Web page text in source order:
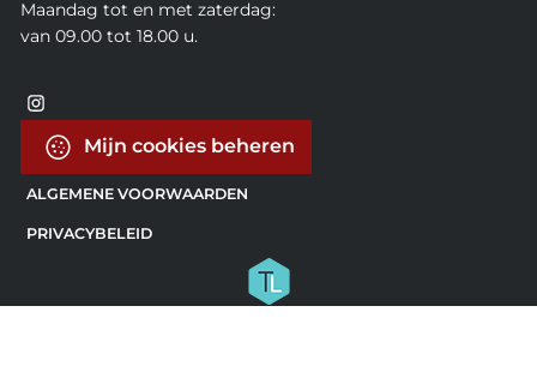
Maandag tot en met zaterdag:
van 09.00 tot 18.00 u.
Mijn cookies beheren
ALGEMENE VOORWAARDEN
PRIVACYBELEID